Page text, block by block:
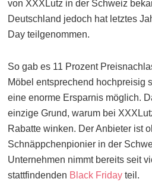
von XXXLutz in der Schweiz
Deutschland jedoch hat letztes
Day teilgenommen.
So gab es 11 Prozent
Möbel entsprechend hochpreisig
eine enorme Ersparnis möglich.
einzige Grund, warum bei
Rabatte winken. Der Anbieter ist
Schnäppchenpionier in der
Unternehmen nimmt bereits seit
stattfindenden Black Friday teil.